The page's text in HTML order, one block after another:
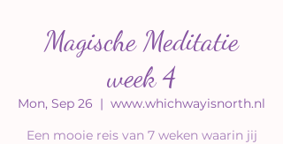
Magische Meditatie
week 4
Mon, Sep 26
  |
www.whichwayisnorth.nl
Een mooie reis van 7 weken waarin jij